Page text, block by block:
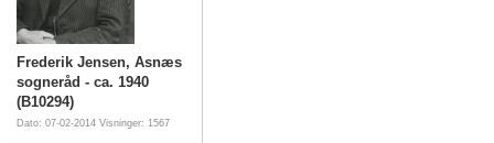
Frederik Jensen, Asnæs
sogneråd - ca. 1940
(B10294)
Dato: 07-02-2014 Visninger: 1567